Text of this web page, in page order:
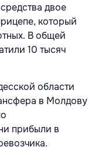
двое
который
В общей
10 тысяч
области
в Молдову
прибыли в